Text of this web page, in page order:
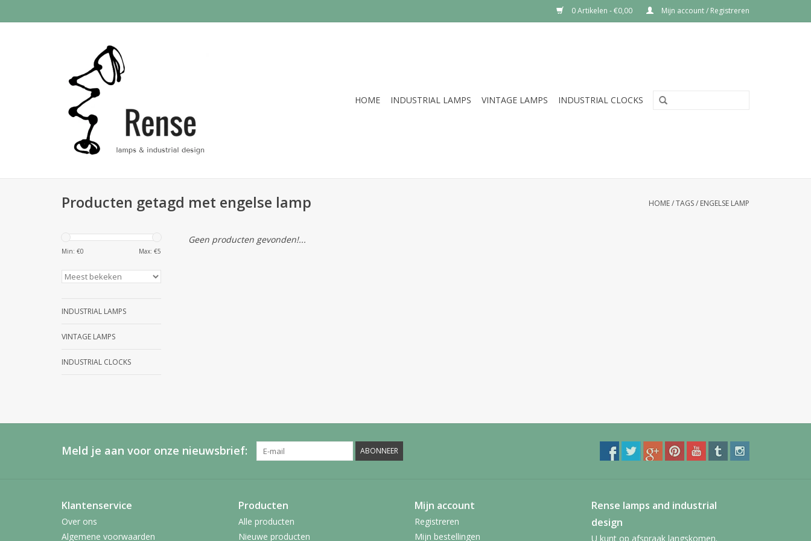
0 Artikelen - €0,00 Mijn account / Registreren
HOME INDUSTRIAL LAMPS VINTAGE LAMPS INDUSTRIAL CLOCKS
Producten getagd met engelse lamp HOME/TAGS/ ENGELSE LAMP
Min: €0 Max: €5
INDUSTRIAL LAMPS
VINTAGE LAMPS
INDUSTRIAL CLOCKS
Geen producten gevonden!...
Meld je aan voor onze nieuwsbrief: ABONNEER
Klantenservice
Over ons
Algemene voorwaarden
Producten
Alle producten
Nieuwe producten
Mijn account
Registreren
Mijn bestellingen
Rense lamps and industrial
design
U kunt op afspraak langskomen.